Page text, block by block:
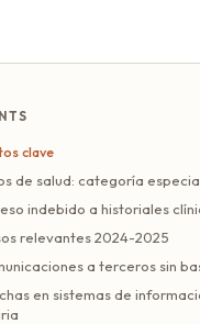
clave
de salud: categoría
indebido a historiales
relevantes 2024-2025
a terceros sin
en sistemas de